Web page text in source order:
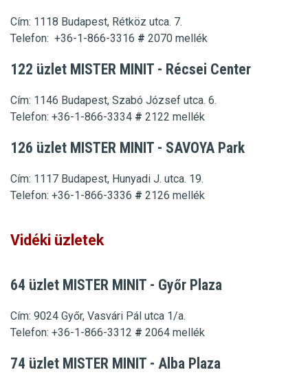
Cím: 1118 Budapest, Rétköz utca. 7.
Telefon: +36-1-866-3316 # 2070 mellék
122 üzlet MISTER MINIT - Récsei Center
Cím: 1146 Budapest, Szabó József utca. 6.
Telefon: +36-1-866-3334 # 2122 mellék
126 üzlet MISTER MINIT - SAVOYA Park
Cím: 1117 Budapest, Hunyadi J. utca. 19.
Telefon: +36-1-866-3336 # 2126 mellék
Vidéki üzletek
64 üzlet MISTER MINIT - Győr Plaza
Cím: 9024 Győr, Vasvári Pál utca 1/a.
Telefon: +36-1-866-3312 # 2064 mellék
74 üzlet MISTER MINIT - Alba Plaza